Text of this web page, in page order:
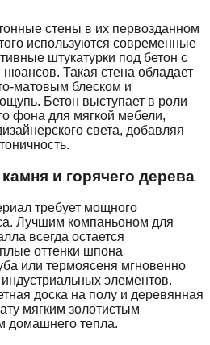
стены в их первозданном
используются современные
штукатурки под бетон с
Такая стена обладает
матовым блеском и
Бетон выступает в роли
фона для мягкой мебели,
света, добавляя
и горячего дерева
требует мощного
Лучшим компаньоном для
всегда остается
оттенки шпона
или термоясеня мгновенно
элементов.
доска на полу и деревянная
мягким золотистым
домашнего тепла.